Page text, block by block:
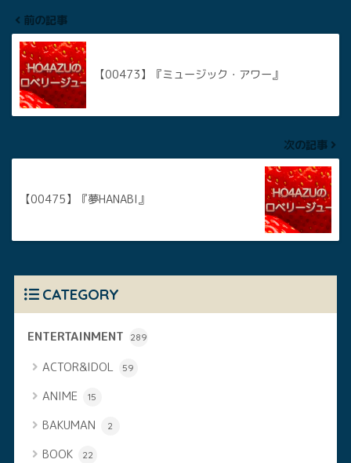
前の記事
【00473】『ミュージック・アワー』
次の記事
【00475】『夢HANABI』
CATEGORY
ENTERTAINMENT 289
ACTOR&IDOL 59
ANIME 15
BAKUMAN 2
BOOK 22